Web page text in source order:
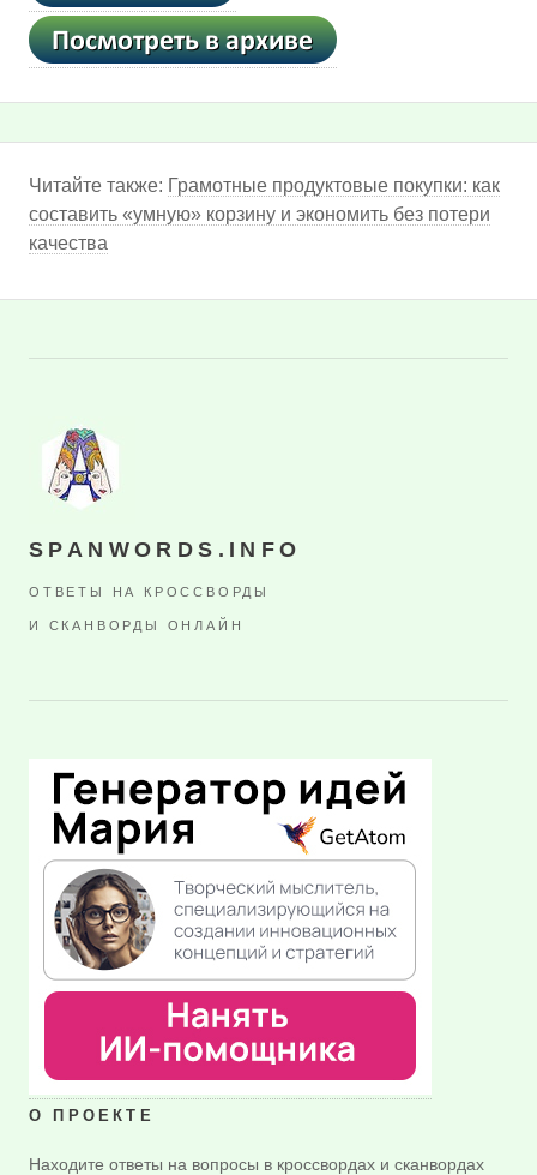
Читайте также: Грамотные продуктовые покупки: как
составить «умную» корзину и экономить без потери
качества
SPANWORDS.INFO
ОТВЕТЫ НА КРОССВОРДЫ
И СКАНВОРДЫ ОНЛАЙН
О ПРОЕКТЕ
Находите ответы на вопросы в кроссвордах и сканвордах